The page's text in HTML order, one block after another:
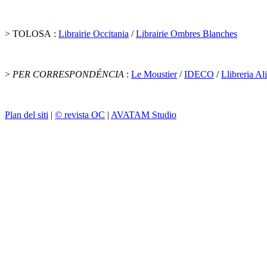
> TOLOSA : Librairie Occitania /Librairie Ombres Blanches
> PER CORRESPONDÉNCIA : Le Moustier/IDECO /Llibreria
Plan del siti | © revista OC | AVATAM Studio